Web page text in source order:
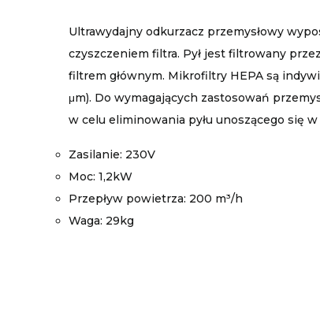
Ultrawydajny odkurzacz przemysłowy
czyszczeniem filtra. Pył jest filtrowany
filtrem głównym. Mikrofiltry HEPA są
μm). Do wymagających zastosowań
w celu eliminowania pyłu unoszącego się
Zasilanie: 230V
Moc: 1,2kW
Przepływ powietrza: 200 m³/h
Waga: 29kg